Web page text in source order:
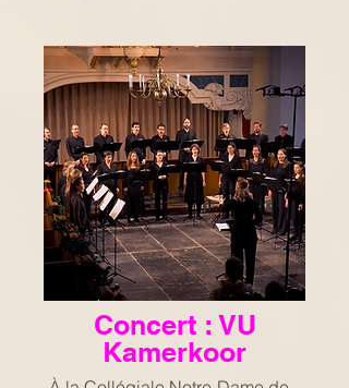
Concert : VU
Kamerkoor